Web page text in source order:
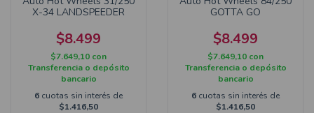
X-34 LANDSPEEDER
$8.499
$7.649,10 con
Transferencia o depósito
bancario
6 cuotas sin interés de
$1.416,50
GOTTA GO
$8.499
$7.649,10 con
Transferencia o depósito
bancario
6 cuotas sin interés de
$1.416,50